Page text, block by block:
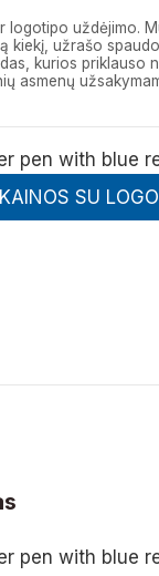
logotipo uždėjimo.
kiekį, užrašo
kurios priklauso
asmenų
pen with blue
SU
pen with blue